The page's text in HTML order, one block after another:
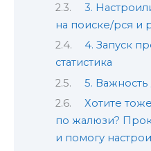
3.
на поиске/рся и
4. Запуск
статистика
5.
Хотите
по жалюзи?
и помогу